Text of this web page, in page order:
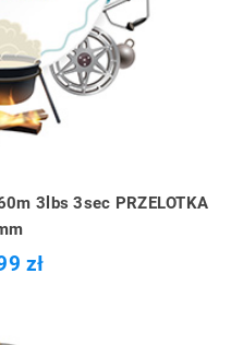
3lbs 3sec PRZELOTKA
zł